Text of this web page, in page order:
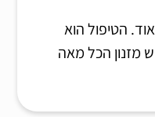
מאוד. הטיפול הוא
מזנון הכל מאה